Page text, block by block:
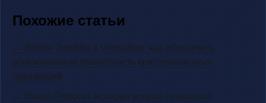
Похожие статьи
→ Bitcoin Tumbler в VirtualBox: как обеспечить
максимальную приватность криптовалютных
транзакций
→ Haven Protocol: история успеха приватной